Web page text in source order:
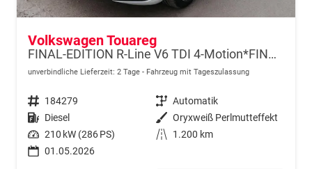
Volkswagen Touareg
FINAL-EDITION R-Line V6 TDI 4-Motion*FINAL-EDITION*AHK-SCHWENKBAR*NAVI*ACC*PDC*LED*SHZ*21-ZOLL
unverbindliche Lieferzeit: 2 Tage Fahrzeug mit Tageszulassung
Fahrzeugnr. 184279 Getriebe Automatik
Kraftstoff Diesel Außenfarbe Oryxweiß Perlmutteffekt
Leistung 210 kW (286 PS) Kilometerstand
1.200 km
01.05.2026